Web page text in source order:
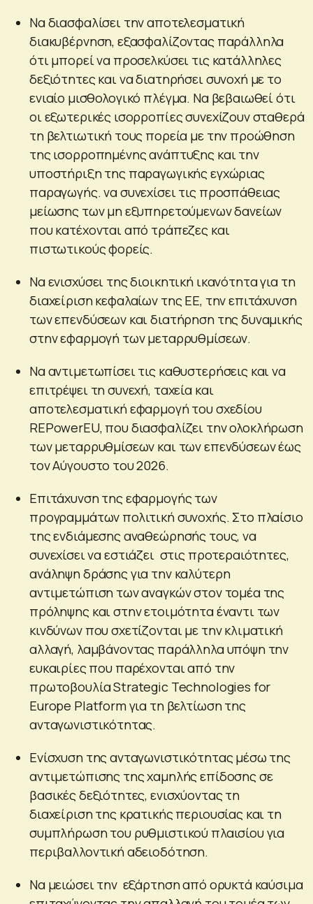
Να διασφαλίσει την αποτελεσματική
διακυβέρνηση, εξασφαλίζοντας παράλληλα
ότι μπορεί να προσελκύσει τις κατάλληλες
δεξιότητες και να διατηρήσει συνοχή με το
ενιαίο μισθολογικό πλέγμα. Να βεβαιωθεί ότι
οι εξωτερικές ισορροπίες συνεχίζουν σταθερά
τη βελτιωτική τους πορεία με την προώθηση
της ισορροπημένης ανάπτυξης και την
υποστήριξη της παραγωγικής εγχώριας
παραγωγής. να συνεχίσει τις προσπάθειας
μείωσης των μη εξυπηρετούμενων δανείων
που κατέχονται από τράπεζες και
πιστωτικούς φορείς.
Να ενισχύσει της διοικητική ικανότητα για τη
διαχείριση κεφαλαίων της ΕΕ, την επιτάχυνση
των επενδύσεων και διατήρηση της δυναμικής
στην εφαρμογή των μεταρρυθμίσεων.
Να αντιμετωπίσει τις καθυστερήσεις και να
επιτρέψει τη συνεχή, ταχεία και
αποτελεσματική εφαρμογή του σχεδίου
REPowerEU, που διασφαλίζει την ολοκλήρωση
των μεταρρυθμίσεων και των επενδύσεων έως
τον Αύγουστο του 2026.
Επιτάχυνση της εφαρμογής των
προγραμμάτων πολιτική συνοχής. Στο πλαίσιο
της ενδιάμεσης αναθεώρησής τους, να
συνεχίσει να εστιάζει στις προτεραιότητες,
ανάληψη δράσης για την καλύτερη
αντιμετώπιση των αναγκών στον τομέα της
πρόληψης και στην ετοιμότητα έναντι των
κινδύνων που σχετίζονται με την κλιματική
αλλαγή, λαμβάνοντας παράλληλα υπόψη την
ευκαιρίες που παρέχονται από την
πρωτοβουλία Strategic Technologies for
Europe Platform για τη βελτίωση της
ανταγωνιστικότητας.
Ενίσχυση της ανταγωνιστικότητας μέσω της
αντιμετώπισης της χαμηλής επίδοσης σε
βασικές δεξιότητες, ενισχύοντας τη
διαχείριση της κρατικής περιουσίας και τη
συμπλήρωση του ρυθμιστικού πλαισίου για
περιβαλλοντική αδειοδότηση.
Να μειώσει την εξάρτηση από ορυκτά καύσιμα